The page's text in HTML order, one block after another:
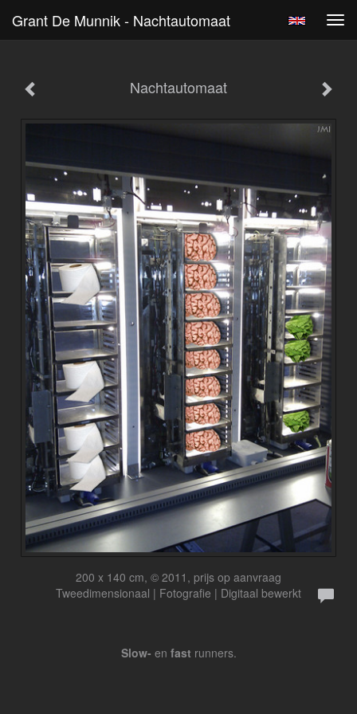
Grant De Munnik - Nachtautomaat
Nachtautomaat
200 x 140 cm, © 2011, prijs op aanvraag
Tweedimensionaal | Fotografie | Digitaal bewerkt
Slow- en fast runners.